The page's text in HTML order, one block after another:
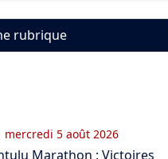
rubrique
mercredi 5 août 2026
Marathon : Victoires